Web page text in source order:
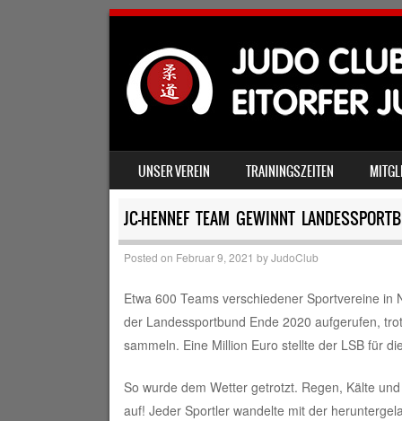
MENU
SKIP TO CONTENT
UNSER VEREIN TRAININGSZEITEN
JC-HENNEF TEAM GEWINNT
Posted on Februar 9, 2021 byJudoClub
Etwa 600 Teams verschiedener Sportvereine
der Landessportbund Ende 2020 aufgerufen,
sammeln. Eine Million Euro stellte der LSB für
So wurde dem Wetter getrotzt. Regen, Kälte
auf! Jeder Sportler wandelte mit der